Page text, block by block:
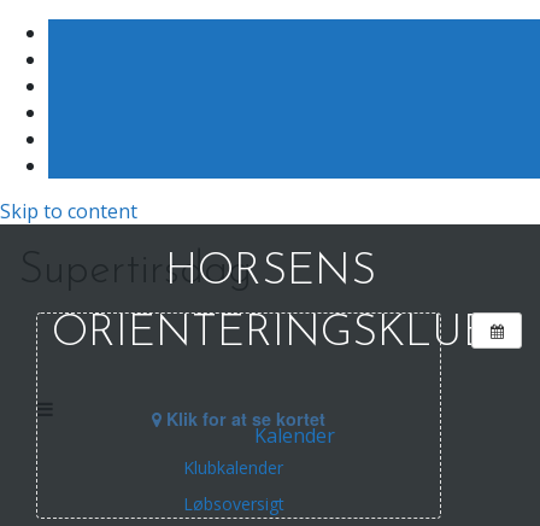
Skip to content
HORSENS
ORIENTERINGSKLUB
Kalender
Klubkalender
Løbsoversigt
Supertirsdag
Klik for at se kortet